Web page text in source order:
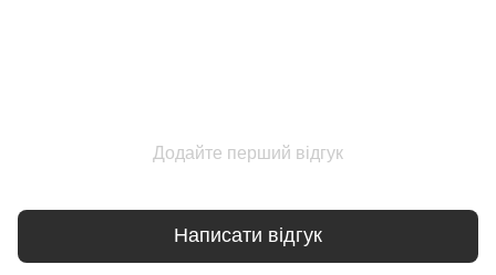
Додайте перший відгук
Написати відгук